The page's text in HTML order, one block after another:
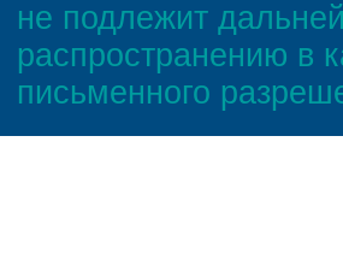
не подлежит
распространению в
письменного